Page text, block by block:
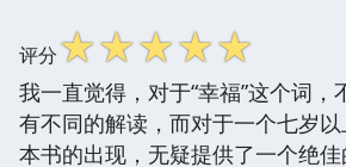
评分☆☆☆☆☆
我一直觉得，对于“幸福”这个词，
有不同的解读，而对于一个七岁
本书的出现，无疑提供了一个绝